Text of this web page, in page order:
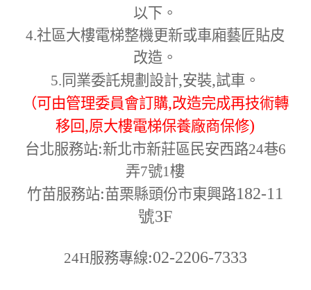
以下。
4.社區大樓電梯整機更新或車廂藝匠貼皮
改造。
5. 同業委託規劃設計,安裝,試車。
（可由管理委員會訂購,改造完成再技術轉
移回,原大樓電梯保養廠商保修)
台北服務站:新北市新莊區民安西路24巷6
弄7號1樓
竹苗服務站:苗栗縣頭份市東興路182-11
號3F
24H服務專線:02-2206-7333